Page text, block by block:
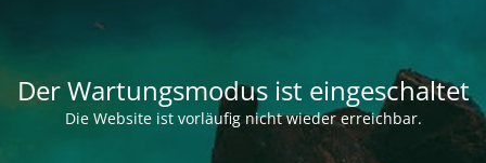
Der Wartungsmodus ist eingeschaltet
Die Website ist vorläufig nicht wieder erreichbar.